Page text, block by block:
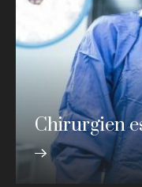
Chirurgien
iDocteur est
automatiser les